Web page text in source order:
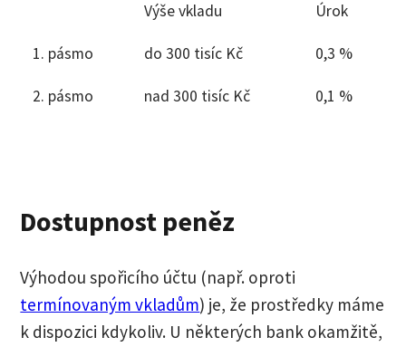
Výše vkladu Úrok
1. pásmo do 300 tisíc Kč 0,3 %
2. pásmo nad 300 tisíc Kč 0,1 %
Dostupnost peněz
Výhodou spořicího účtu (např. oproti
termínovaným vkladům) je, že prostředky máme
k dispozici kdykoliv. U některých bank okamžitě,